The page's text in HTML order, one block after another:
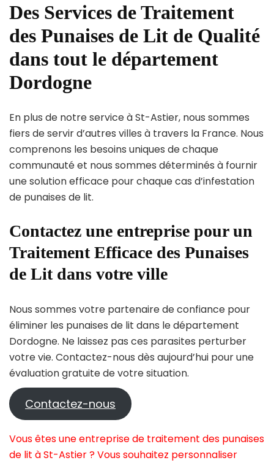
Des Services de Traitement
des Punaises de Lit de Qualité
dans tout le département
Dordogne
En plus de notre service à St-Astier, nous sommes
fiers de servir d’autres villes à travers la France. Nous
comprenons les besoins uniques de chaque
communauté et nous sommes déterminés à fournir
une solution efficace pour chaque cas d’infestation
de punaises de lit.
Contactez une entreprise pour un
Traitement Efficace des Punaises
de Lit dans votre ville
Nous sommes votre partenaire de confiance pour
éliminer les punaises de lit dans le département
Dordogne. Ne laissez pas ces parasites perturber
votre vie. Contactez-nous dès aujourd’hui pour une
évaluation gratuite de votre situation.
Contactez-nous
Vous êtes une entreprise de traitement des punaises
de lit à St-Astier ? Vous souhaitez personnaliser